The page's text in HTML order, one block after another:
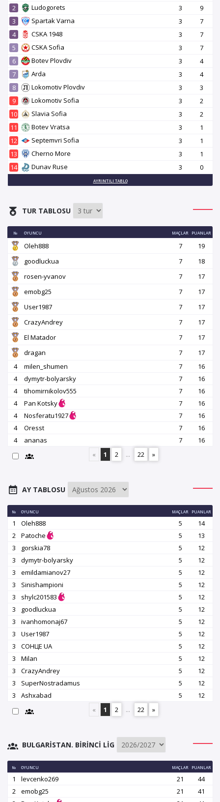
2
Ludogorets 3
9
3
Spartak Varna 3
7
4
CSKA 1948 3
7
5
CSKA Sofia 3
7
6
Botev Plovdiv 3
4
7
Arda 3
4
8
Lokomotiv Plovdiv 3
3
9
Lokomotiv Sofia 3
2
10
Slavia Sofia 3
2
11
Botev Vratsa 3
1
12
Septemvri Sofia 3
1
13
Cherno More 3
1
14
Dunav Ruse 3 0
AYRINTILI TABLO
TUR TABLOSU
№ OYUNCU MAÇLAR PUANLAR
Oleh888 7
19
goodluckua
7
18
rosen-yvanov
7
17
emobg25
7
17
User1987
7
17
CrazyAndrey
7
17
El Matador
7
17
dragan
7
17
4
milen_shumen 7
16
4
dymytr-bolyarsky 7
16
4
tihomirnikolov555 7
16
4
Pan Kotsky 7
16
4
Nosferatu1927 7
16
4
Oresst 7
16
4
ananas 7
16
«
1 2 ... 22 »
AY TABLOSU
№ OYUNCU MAÇLAR PUANLAR
1 Oleh888 5
14
2
Patoche 5
13
3
gorskia78 5
12
3
dymytr-bolyarsky 5
12
3
emildamianov27 5
12
3
Sinishampioni 5
12
3
shylc201583 5
12
3
goodluckua 5
12
3
ivanhomonaj67 5
12
3
User1987 5
12
3
СОНЦЕ UA 5
12
3
Milan 5
12
3
CrazyAndrey 5
12
3
SuperNostradamus 5
12
3
Ashxabad 5
12
«
1 2 ... 22 »
BULGARISTAN. BIRINCI LIG
№ OYUNCU MAÇLAR PUANLAR
1 levcenko269 21
44
2
emobg25 21
41